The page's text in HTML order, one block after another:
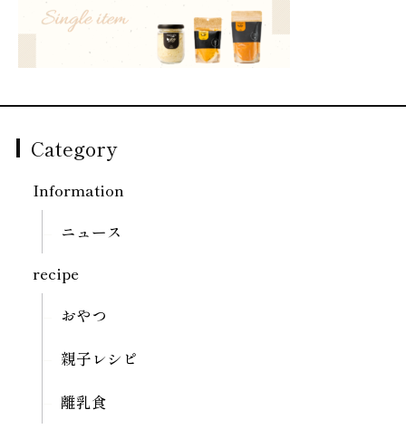
Category
Information
ニュース
recipe
おやつ
親子レシピ
離乳食